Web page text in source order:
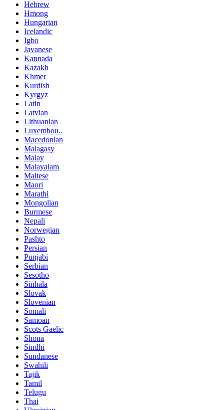
Hebrew
Hmong
Hungarian
Icelandic
Igbo
Javanese
Kannada
Kazakh
Khmer
Kurdish
Kyrgyz
Latin
Latvian
Lithuanian
Luxembou..
Macedonian
Malagasy
Malay
Malayalam
Maltese
Maori
Marathi
Mongolian
Burmese
Nepali
Norwegian
Pashto
Persian
Punjabi
Serbian
Sesotho
Sinhala
Slovak
Slovenian
Somali
Samoan
Scots Gaelic
Shona
Sindhi
Sundanese
Swahili
Tajik
Tamil
Telugu
Thai